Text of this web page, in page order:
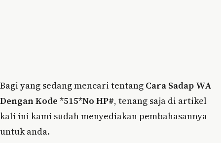
Bagi yang sedang mencari tentang Cara Sadap WA
Dengan Kode *515*No HP#, tenang saja di artikel
kali ini kami sudah menyediakan pembahasannya
untuk anda.